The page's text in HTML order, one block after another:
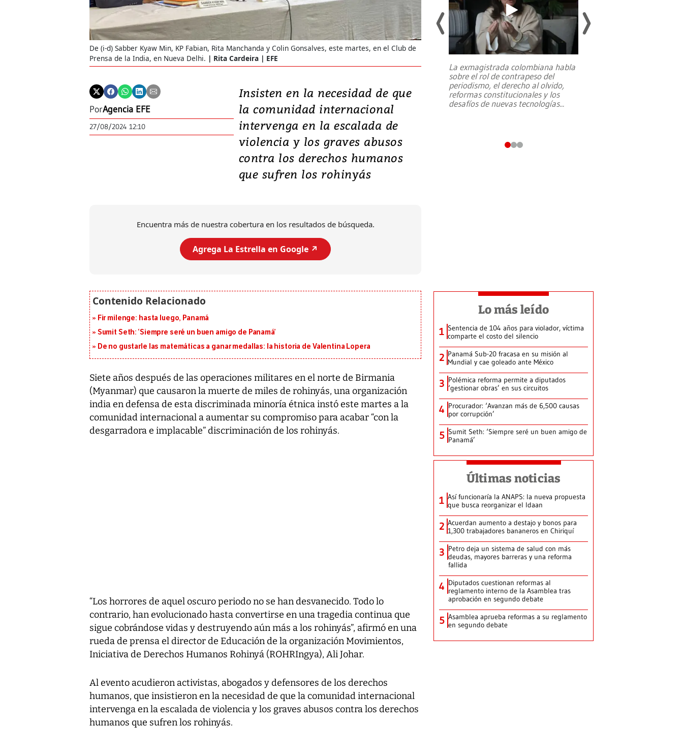
De (i-d) Sabber Kyaw Min, KP Fabian, Rita Manchanda y Colin Gonsalves, este martes, en el Club de
Prensa de la India, en Nueva Delhi.
Rita Cardeira | EFE
PorAgencia EFE
27/08/2024 12:10
Insisten en la necesidad de que
la comunidad internacional
intervenga en la escalada de
violencia y los graves abusos
contra los derechos humanos
que sufren los rohinyás
Encuentra más de nuestra cobertura en los resultados de búsqueda.
Agrega La Estrella en Google ↗️
Fir milenge: hasta luego, Panamá
Sumit Seth: ‘Siempre seré un buen amigo de Panamá’
De no gustarle las matemáticas a ganar medallas: la historia de Valentina Lopera
Siete años después de las operaciones militares en el norte de Birmania
(Myanmar) que causaron la muerte de miles de rohinyás, una organización
india en defensa de esta discriminada minoría étnica instó este martes a la
comunidad internacional a aumentar su compromiso para acabar “con la
desgarradora e implacable” discriminación de los rohinyás.
“Los horrores de aquel oscuro periodo no se han desvanecido. Todo lo
contrario, han evolucionado hasta convertirse en una tragedia continua que
sigue cobrándose vidas y destruyendo aún más a los rohinyás”, afirmó en una
rueda de prensa el director de Educación de la organización Movimientos,
Iniciativa de Derechos Humanos Rohinyá (ROHRIngya), Ali Johar.
Al evento acudieron activistas, abogados y defensores de los derechos
humanos, que insistieron en la necesidad de que la comunidad internacional
intervenga en la escalada de violencia y los graves abusos contra los derechos
humanos que sufren los rohinyás.
Un fuerte terremoto de magnitud
7,1 se registró este martes 28 de
al sur de Japón, provocando una
La exmagistrada colombiana habla
sobre el rol de contrapeso del
periodismo, el derecho al olvido,
reformas constitucionales y los
desafíos de nuevas tecnologías...
Lo más leído
1 Sentencia de 104 años para violador, víctima
comparte el costo del silencio
2 Panamá Sub-20 fracasa en su misión al
Mundial y cae goleado ante México
3 Polémica reforma permite a diputados
‘gestionar obras’ en sus circuitos
4 Procurador: ‘Avanzan más de 6,500 causas
por corrupción’
5 Sumit Seth: ‘Siempre seré un buen amigo de
Panamá’
Últimas noticias
1 Así funcionaría la ANAPS: la nueva propuesta
que busca reorganizar el Idaan
2 Acuerdan aumento a destajo y bonos para
1,300 trabajadores bananeros en Chiriquí
3 Petro deja un sistema de salud con más
deudas, mayores barreras y una reforma
fallida
4 Diputados cuestionan reformas al
reglamento interno de la Asamblea tras
aprobación en segundo debate
5 Asamblea aprueba reformas a su reglamento
en segundo debate